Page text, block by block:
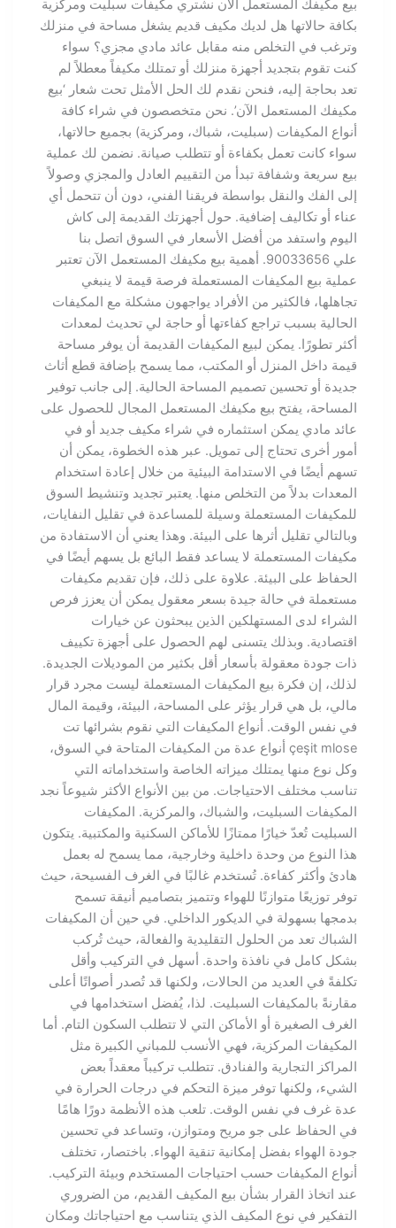
بيع مكيفك المستعمل الآن نشتري مكيفات سبليت ومركزية
بكافة حالاتها هل لديك مكيف قديم يشغل مساحة في منزلك
وترغب في التخلص منه مقابل عائد مادي مجزي؟ سواء
كنت تقوم بتجديد أجهزة منزلك أو تمتلك مكيفاً معطلاً لم
تعد بحاجة إليه، فنحن نقدم لك الحل الأمثل تحت شعار ‘بيع
مكيفك المستعمل الآن’. نحن متخصصون في شراء كافة
أنواع المكيفات (سبليت، شباك، ومركزية) بجميع حالاتها،
سواء كانت تعمل بكفاءة أو تتطلب صيانة. نضمن لك عملية
بيع سريعة وشفافة تبدأ من التقييم العادل والمجزي وصولاً
إلى الفك والنقل بواسطة فريقنا الفني، دون أن تتحمل أي
عناء أو تكاليف إضافية. حول أجهزتك القديمة إلى كاش
اليوم واستفد من أفضل الأسعار في السوق اتصل بنا
علي 90033656. أهمية بيع مكيفك المستعمل الآن تعتبر
عملية بيع المكيفات المستعملة فرصة قيمة لا ينبغي
تجاهلها، فالكثير من الأفراد يواجهون مشكلة مع المكيفات
الحالية بسبب تراجع كفاءتها أو حاجة لي تحديث لمعدات
أكثر تطورًا. يمكن لبيع المكيفات القديمة أن يوفر مساحة
قيمة داخل المنزل أو المكتب، مما يسمح بإضافة قطع أثاث
جديدة أو تحسين تصميم المساحة الحالية. إلى جانب توفير
المساحة، يفتح بيع مكيفك المستعمل المجال للحصول على
عائد مادي يمكن استثماره في شراء مكيف جديد أو في
أمور أخرى تحتاج إلى تمويل. عبر هذه الخطوة، يمكن أن
تسهم أيضًا في الاستدامة البيئية من خلال إعادة استخدام
المعدات بدلاً من التخلص منها. يعتبر تجديد وتنشيط السوق
للمكيفات المستعملة وسيلة للمساعدة في تقليل النفايات،
وبالتالي تقليل أثرها على البيئة. وهذا يعني أن الاستفادة من
مكيفات المستعملة لا يساعد فقط البائع بل يسهم أيضًا في
الحفاظ على البيئة. علاوة على ذلك، فإن تقديم مكيفات
مستعملة في حالة جيدة بسعر معقول يمكن أن يعزز فرص
الشراء لدى المستهلكين الذين يبحثون عن خيارات
اقتصادية. وبذلك يتسنى لهم الحصول على أجهزة تكييف
ذات جودة معقولة بأسعار أقل بكثير من الموديلات الجديدة.
لذلك، إن فكرة بيع المكيفات المستعملة ليست مجرد قرار
مالي، بل هي قرار يؤثر على المساحة، البيئة، وقيمة المال
في نفس الوقت. أنواع المكيفات التي نقوم بشرائها تت
çeşit mlose أنواع عدة من المكيفات المتاحة في السوق،
وكل نوع منها يمتلك ميزاته الخاصة واستخداماته التي
تناسب مختلف الاحتياجات. من بين الأنواع الأكثر شيوعاً نجد
المكيفات السبليت، والشباك، والمركزية. المكيفات
السبليت تُعدّ خيارًا ممتازًا للأماكن السكنية والمكتبية. يتكون
هذا النوع من وحدة داخلية وخارجية، مما يسمح له بعمل
هادئ وأكثر كفاءة. تُستخدم غالبًا في الغرف الفسيحة، حيث
توفر توزيعًا متوازنًا للهواء وتتميز بتصاميم أنيقة تسمح
بدمجها بسهولة في الديكور الداخلي. في حين أن المكيفات
الشباك تعد من الحلول التقليدية والفعالة، حيث تُركب
بشكل كامل في نافذة واحدة. أسهل في التركيب وأقل
تكلفةً في العديد من الحالات، ولكنها قد تُصدر أصواتًا أعلى
مقارنةً بالمكيفات السبليت. لذا، يُفضل استخدامها في
الغرف الصغيرة أو الأماكن التي لا تتطلب السكون التام. أما
المكيفات المركزية، فهي الأنسب للمباني الكبيرة مثل
المراكز التجارية والفنادق. تتطلب تركيباً معقداً بعض
الشيء، ولكنها توفر ميزة التحكم في درجات الحرارة في
عدة غرف في نفس الوقت. تلعب هذه الأنظمة دورًا هامًا
في الحفاظ على جو مريح ومتوازن، وتساعد في تحسين
جودة الهواء بفضل إمكانية تنقية الهواء. باختصار، تختلف
أنواع المكيفات حسب احتياجات المستخدم وبيئة التركيب.
عند اتخاذ القرار بشأن بيع المكيف القديم، من الضروري
التفكير في نوع المكيف الذي يتناسب مع احتياجاتك ومكان